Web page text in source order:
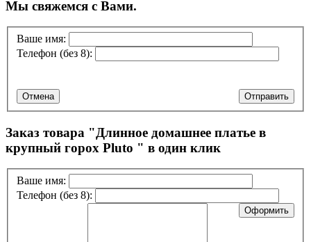
Мы свяжемся с Вами.
Ваше имя:
Телефон (без 8):
Отправить
Отмена
Заказ товара "Длинное домашнее платье в
крупный горох Pluto " в один клик
Ваше имя:
Телефон (без 8):
Оформить